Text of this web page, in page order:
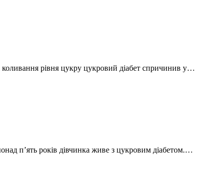
коливання рівня цукру цукровий діабет спричинив у…
п’ять років дівчинка живе з цукровим діабетом.…